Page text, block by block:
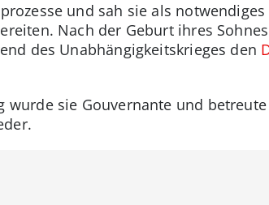
und sah sie als
Nach der Geburt ihres
des Unabhängigkeitskrieges den
wurde sie Gouvernante und